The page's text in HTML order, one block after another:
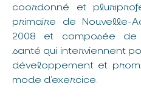
coordonné et
primaire de Nouvelle-
2008 et composée
santé qui interviennent
développement et
mode d’exercice.